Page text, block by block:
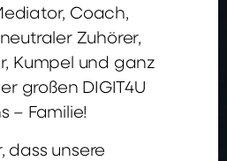
Coach,
Zuhörer,
Kumpel und ganz
großen DIGIT4U
– Familie!
dass unsere